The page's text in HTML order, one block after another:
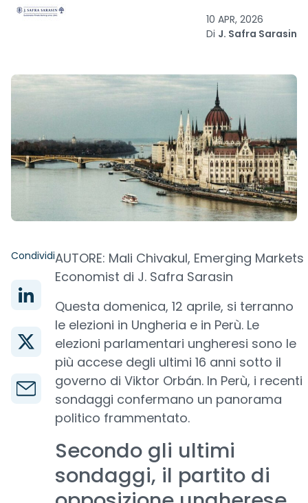
10 APR, 2026
Di J. Safra Sarasin
CondividiAUTORE: Mali Chivakul, Emerging Markets
Economist di J. Safra Sarasin
Questa domenica, 12 aprile, si terranno
le elezioni in Ungheria e in Perù. Le
elezioni parlamentari ungheresi sono le
più accese degli ultimi 16 anni sotto il
governo di Viktor Orbán. In Perù, i recenti
sondaggi confermano un panorama
politico frammentato.
Secondo gli ultimi
sondaggi, il partito di